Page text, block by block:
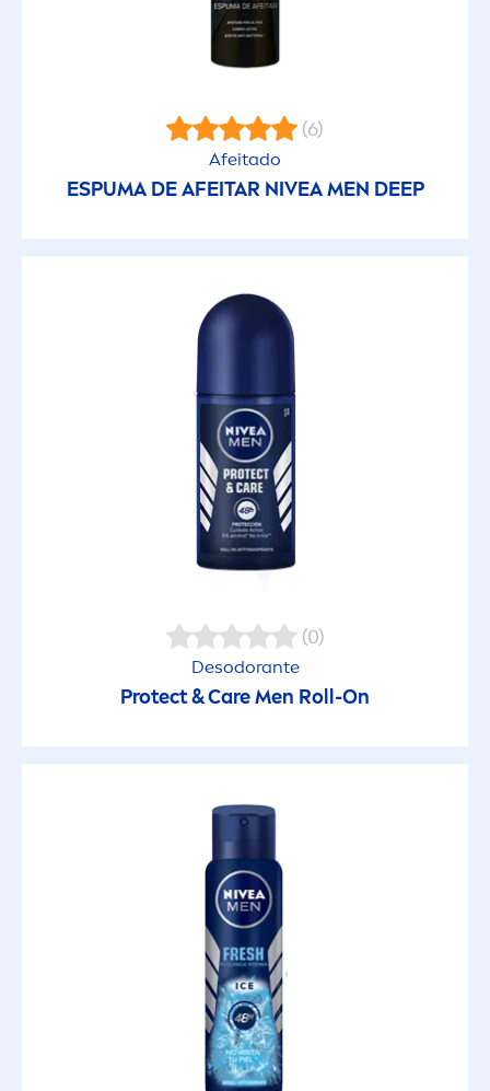
(6)
Afeitado
ESPUMA DE AFEITAR NIVEA MEN DEEP
(0)
Desodorante
Protect&CareMen Roll-On